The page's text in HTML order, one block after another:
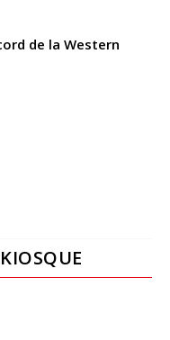
de la Western